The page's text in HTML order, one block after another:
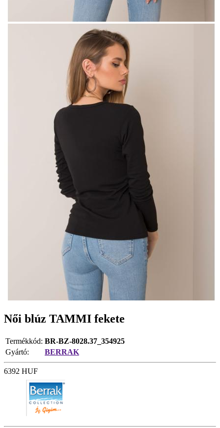
Női blúz TAMMI fekete
Termékkód: BR-BZ-8028.37_354925
Gyártó:
BERRAK
6392 HUF